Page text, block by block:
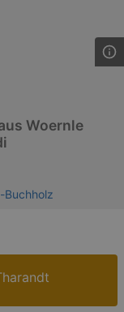
Woernle
Buchholz